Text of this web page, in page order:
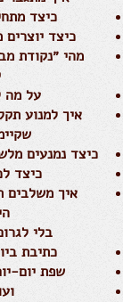
כיצד
כיצד יוצרים
מהי ״נקודת
על מה
איך למנוע
כיצד נמנעים
כיצד
איך משלבים
בלי
כתיבת
שפת יום-